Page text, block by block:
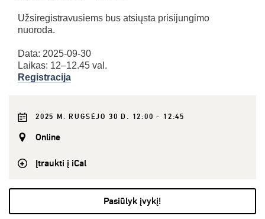
Užsiregistravusiems bus atsiųsta prisijungimo
nuoroda.
Data: 2025-09-30
Laikas: 12–12.45 val.
Registracija
2025 M. RUGSĖJO 30 D. 12:00 - 12:45
Online
Įtraukti į iCal
Pasiūlyk įvykį!